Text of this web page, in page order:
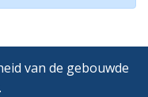
van de gebouwde